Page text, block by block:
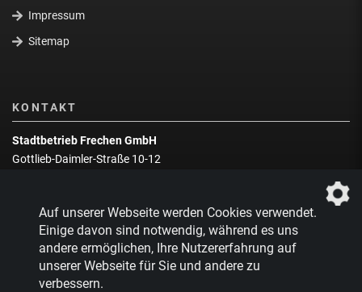
Impressum
Sitemap
KONTAKT
Stadtbetrieb Frechen GmbH
Gottlieb-Daimler-Straße 10-12
Zentrale:02234 9217-0
Abfallberatung:02234 9217-17
Auf unserer Webseite werden Cookies verwendet.
Einige davon sind notwendig, während es uns
andere ermöglichen, Ihre Nutzererfahrung auf
unserer Webseite für Sie und andere zu
verbessern.